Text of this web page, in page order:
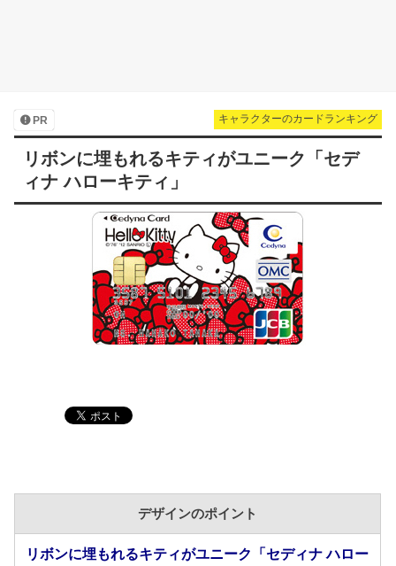
キャラクターのカードランキング
PR
リボンに埋もれるキティがユニーク「セデ
ィナ ハローキティ」
デザインのポイント
リボンに埋もれるキティがユニーク「セディナ ハロー